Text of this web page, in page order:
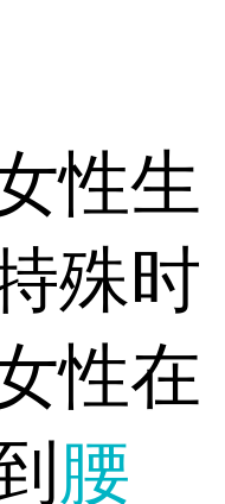
性生
殊时
性在
腰